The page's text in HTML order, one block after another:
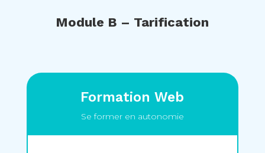
Module B – Tarification
Formation Web
Se former en autonomie